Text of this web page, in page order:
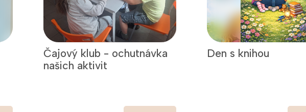
Čajový klub - ochutnávka
našich aktivit
Den s knihou